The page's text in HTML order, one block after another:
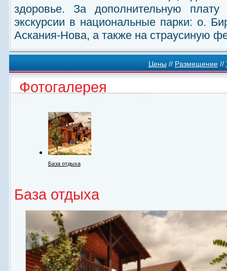
здоровье. За дополнительную плату
экскурсии в национальные парки: о.
Аскания-Нова, а также на страусиную
Цены // Размещение//
Фотогалерея
База отдыха
Пляж
База отдыха